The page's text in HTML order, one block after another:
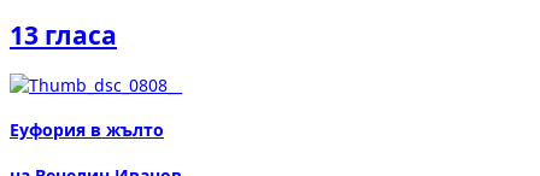
13 гласа
Еуфория в жълто